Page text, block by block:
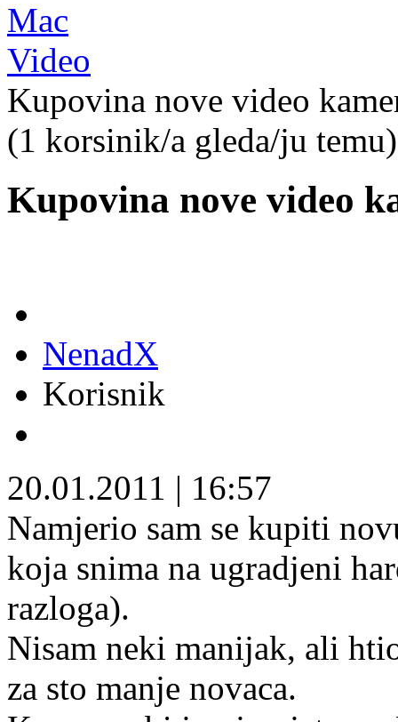
Mac
Video
Kupovina nove video
(1 korsinik/a gleda/ju
Kupovina nove video
NenadX
Korisnik
20.01.2011 | 16:57
Namjerio sam se kupiti
koja snima na ugradjeni
razloga).
Nisam neki manijak, ali
za sto manje novaca.